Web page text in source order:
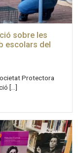
sobre les
escolars del
Protectora
[…]